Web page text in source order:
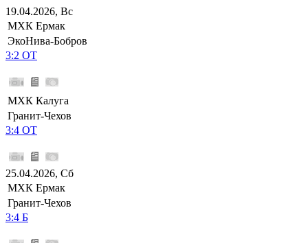
19.04.2026, Вс
МХК Ермак
ЭкоНива-Бобров
3:2 ОТ
МХК Калуга
Гранит-Чехов
3:4 ОТ
25.04.2026, Сб
МХК Ермак
Гранит-Чехов
3:4 Б